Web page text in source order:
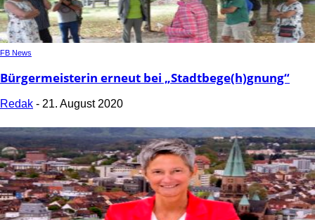
FB News
Bürgermeisterin erneut bei „Stadtbege(h)gnung“
Redak - 21. August 2020